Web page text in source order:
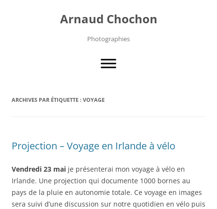
Arnaud Chochon
Photographies
ARCHIVES PAR ÉTIQUETTE : VOYAGE
Projection – Voyage en Irlande à vélo
Vendredi 23 mai je présenterai mon voyage à vélo en
Irlande. Une projection qui documente 1000 bornes au
pays de la pluie en autonomie totale. Ce voyage en images
sera suivi d’une discussion sur notre quotidien en vélo puis